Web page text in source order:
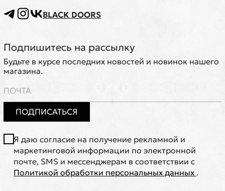
BLACK DOORS
Подпишитесь на рассылку
Будьте в курсе последних новостей и новинок нашего
магазина.
ПОДПИСАТЬСЯ
Я даю согласие на получение рекламной и
маркетинговой информации по электронной
почте, SMS и мессенджерам в соответствии с
Политикой обработки персональных данных .